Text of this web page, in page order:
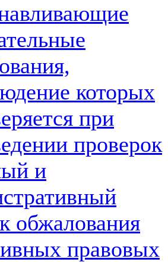
которых
при
проверок
и
обжалования
правовых